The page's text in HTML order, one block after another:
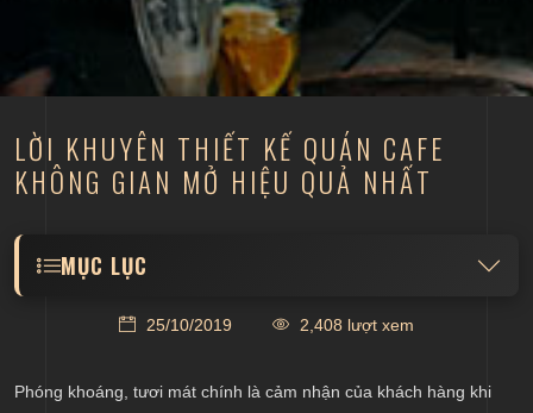
LỜI KHUYÊN THIẾT KẾ QUÁN CAFE
KHÔNG GIAN MỞ HIỆU QUẢ NHẤT
MỤC LỤC
Thiết kế mái che di động cho khu vực sân vườn
25/10/2019 2,408 lượt xem
Phóng khoáng, tươi mát chính là cảm nhận của khách hàng khi